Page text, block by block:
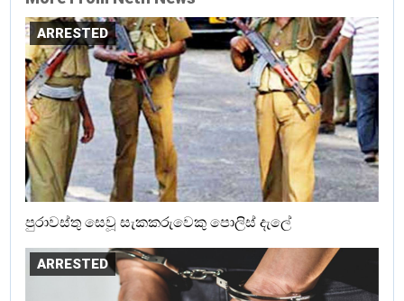
ARRESTED
පුරාවස්තු සෙවූ සැකකරුවෙකු පොලිස් දැලේ
ARRESTED